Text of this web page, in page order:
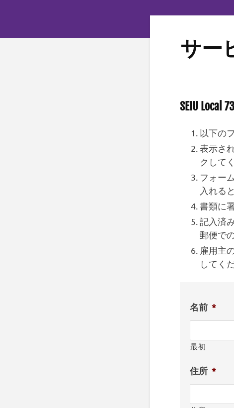
サー
SEIU
以下の
表示さ
クして
フォー
入れる
書類に
記入済
郵便で
雇用主
してく
名前 *
最初
住所 *